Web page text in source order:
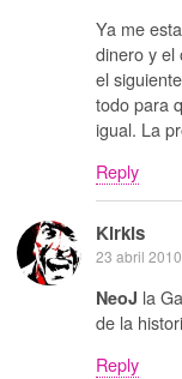
Ya me
dinero y el
el
todo para
igual. La
Reply
Kirkis
23 abril 2010
NeoJ la
de la
Reply